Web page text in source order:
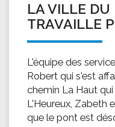
LA VILLE DU
TRAVAILLE
L'équipe des
Robert qui s'est
chemin La Haut
L'Heureux, Zabeth
que le pont est